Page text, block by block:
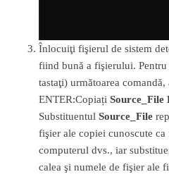
Înlocuiţi fişierul de sistem
fiind bună a fişierului.
tastaţi) următoarea comandă,
ENTER:Copiați Source_File
Substituentul Source_File
fişier ale copiei cunoscute
computerul dvs., iar
calea şi numele de fişier ale